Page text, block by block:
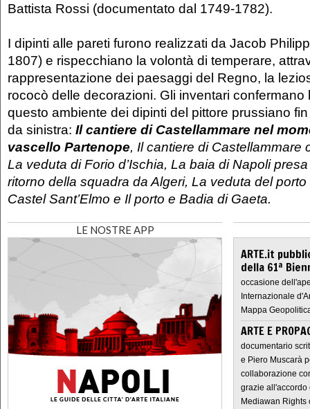
Battista Rossi (documentato dal 1749-1782).
I dipinti alle pareti furono realizzati da Jacob
1807) e rispecchiano la volontà di temperare,
rappresentazione dei paesaggi del Regno, la
rococò delle decorazioni. Gli inventari confermano
questo ambiente dei dipinti del pittore prussiano
da sinistra: Il cantiere di Castellammare nel
vascello Partenope, Il cantiere di Castellammare
La veduta di Forio d’Ischia, La baia di Napoli
ritorno della squadra da Algeri, La veduta del
Castel Sant’Elmo e Il porto e Badia di Gaeta.
LE NOSTRE APP
ARTE.it
della 61ª
occasione
Internazionale
Mappa
ARTE E
documentario
e Piero Muscarà
collaborazione
grazie all'accordo
Mediawan Rights